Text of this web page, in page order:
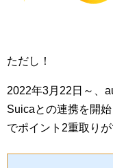
ただし！
2022年3月22日～、
Suicaとの連携を開
でポイント2重取り